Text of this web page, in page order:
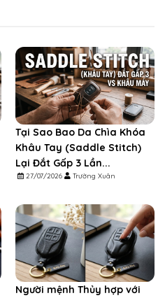
Tại Sao Bao Da Chìa Khóa
Khâu Tay (Saddle Stitch)
Lại Đắt Gấp 3 Lần...
27/07/2026 Trường Xuân
Người mệnh Thủy hợp với